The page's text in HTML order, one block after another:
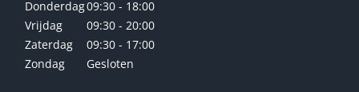
Donderdag09:30 - 18:00
Vrijdag
09:30 - 20:00
Zaterdag
09:30 - 17:00
Zondag
Gesloten